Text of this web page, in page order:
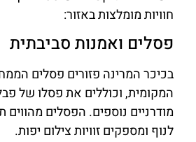
חוויות מומלצות באזור:
פסלים ואמנות סביבתית
בכיכר המרינה פזורים פסלים
המקומית, וכוללים את פסלו של
מודרניים נוספים. הפסלים
לנוף ומספקים זוויות צילום יפות.